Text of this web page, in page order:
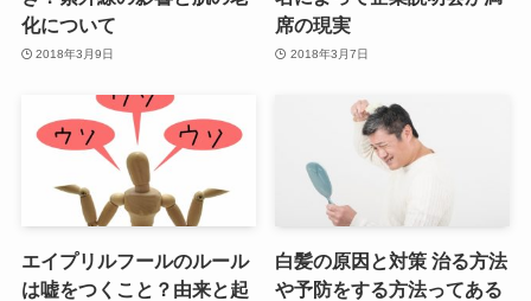
化について
2018年3月9日
席の現実
2018年3月7日
エイプリルフールのルール
は嘘をつくこと？由来と起
白髪の原因と対策 治る方法
や予防をする方法ってある